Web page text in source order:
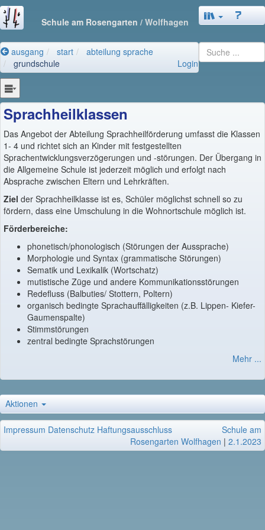
Schule am Rosengarten / Wolfhagen
ausgang start
abteilung sprache
grundschule
Login
Sprachheilklassen
Das Angebot der Abteilung Sprachheilförderung umfasst die Klassen
1- 4 und richtet sich an Kinder mit festgestellten
Sprachentwicklungsverzögerungen und -störungen. Der Übergang in
die Allgemeine Schule ist jederzeit möglich und erfolgt nach
Absprache zwischen Eltern und Lehrkräften.
Ziel der Sprachheilklasse ist es, Schüler möglichst schnell so zu
fördern, dass eine Umschulung in die Wohnortschule möglich ist.
Förderbereiche:
phonetisch/phonologisch (Störungen der Aussprache)
Morphologie und Syntax (grammatische Störungen)
Sematik und Lexikalik (Wortschatz)
mutistische Züge und andere Kommunikationsstörungen
Redefluss (Balbuties/ Stottern, Poltern)
organisch bedingte Sprachauffälligkeiten (z.B. Lippen- Kiefer-
Gaumenspalte)
Stimmstörungen
zentral bedingte Sprachstörungen
Mehr ...
Aktionen
Impressum Datenschutz Haftungsausschluss
Schule am
Rosengarten Wolfhagen | 2.1.2023